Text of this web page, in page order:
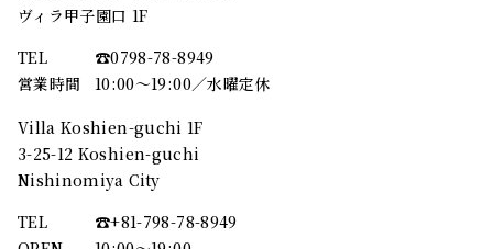
ヴィラ甲子園口 1F
TEL
☎︎0798-78-8949
営業時間
10:00～19:00／水曜定休
Villa Koshien-guchi 1F
3-25-12 Koshien-guchi
Nishinomiya City
TEL
☎︎+81-798-78-8949